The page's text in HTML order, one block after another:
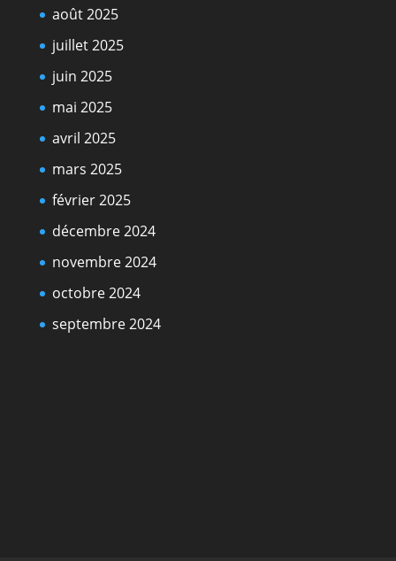
août 2025
juillet 2025
juin 2025
mai 2025
avril 2025
mars 2025
février 2025
décembre 2024
novembre 2024
octobre 2024
septembre 2024